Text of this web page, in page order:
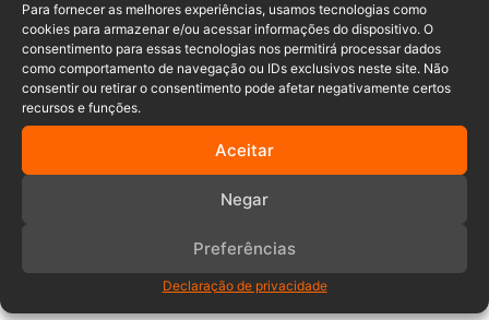
Para fornecer as melhores experiências, usamos tecnologias como
cookies para armazenar e/ou acessar informações do dispositivo. O
consentimento para essas tecnologias nos permitirá processar dados
como comportamento de navegação ou IDs exclusivos neste site. Não
consentir ou retirar o consentimento pode afetar negativamente certos
recursos e funções.
Aceitar
Negar
Preferências
Declaração de privacidade
vítima. A pena também foi agravada pelo crime de
homicídio tentado ter sido cometido contra um
descendente. O réu também foi condenado a 1 ano, quatro
meses e 24 dias por posse ilegal de arma de fogo.
, por já estar cumprindo prisão
preventiva, mesmo com a possibilidade de recurso, o
condenado não poderá recorrer em liberdade.
Neto SC